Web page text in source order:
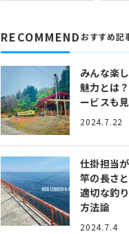
RECOMMEND おすすめ記
みんな楽
魅力とは？
ービスも
2024.7.22
仕掛担当
竿の長さ
適切な釣
方法論
2024.7.4